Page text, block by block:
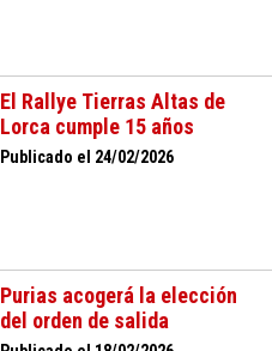
El Rallye Tierras Altas de
Lorca cumple 15 años
Publicado el 24/02/2026
Purias acogerá la elección
del orden de salida